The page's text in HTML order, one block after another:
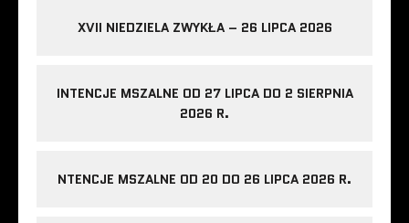
XVII NIEDZIELA ZWYKŁA – 26 LIPCA 2026
INTENCJE MSZALNE OD 27 LIPCA DO 2 SIERPNIA
2026 R.
NTENCJE MSZALNE OD 20 DO 26 LIPCA 2026 R.